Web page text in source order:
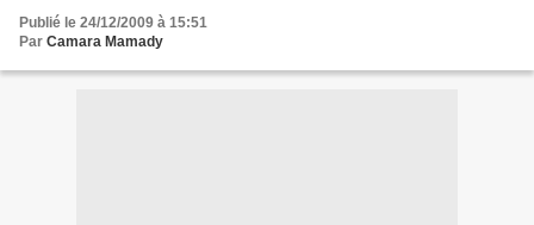
Publié le 24/12/2009 à 15:51
Par Camara Mamady